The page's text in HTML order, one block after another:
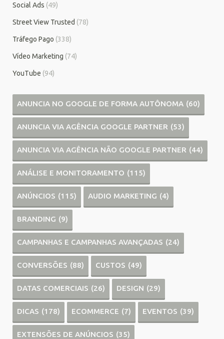
Social Ads (49)
Street View Trusted (78)
Tráfego Pago (338)
Vídeo Marketing (74)
YouTube (94)
ANUNCIA NO GOOGLE DE FORMA AUTÔNOMA (60)
ANUNCIA VIA AGÊNCIA GOOGLE PARTNER (53)
ANUNCIA VIA AGÊNCIA NÃO GOOGLE PARTNER (44)
ANÁLISE E MONITORAMENTO (115)
ANÚNCIOS (115) AUDIO MARKETING (4)
BRANDING (9)
CAMPANHAS E CAMPANHAS AVANÇADAS (24)
CONVERSÕES (88) CUSTOS (49)
DATAS COMERCIAIS (26) DESIGN (29)
DICAS (178) ECOMMERCE (7) EVENTOS (39)
EXTENSÕES DE ANÚNCIOS (35)